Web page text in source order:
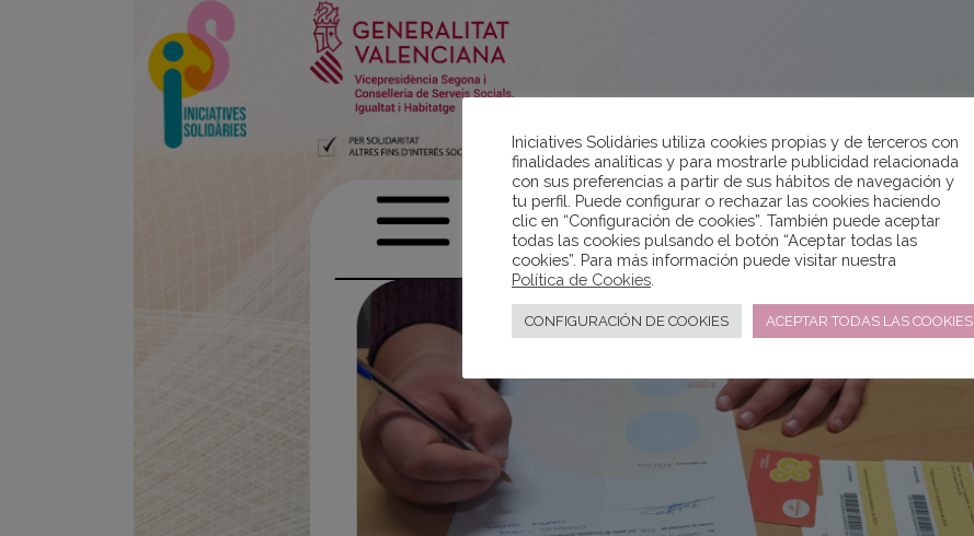
Iniciatives Solidàries utiliza cookies propias y de terceros con
finalidades analíticas y para mostrarle publicidad relacionada
con sus preferencias a partir de sus hábitos de navegación y
tu perfil. Puede configurar o rechazar las cookies haciendo
clic en “Configuración de cookies”. También puede aceptar
todas las cookies pulsando el botón “Aceptar todas las
cookies”. Para más información puede visitar nuestra
Política de Cookies
CONFIGURACIÓN DE COOKIES ACEPTAR TODAS LAS COOKIES